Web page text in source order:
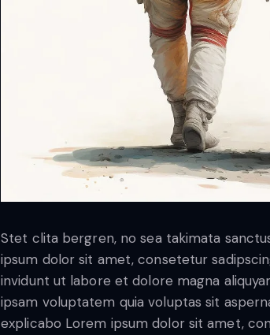
Stet clita bergren, no sea takimata
ipsum dolor sit amet, consetetur
invidunt ut labore et dolore magna
ipsam voluptatem quia voluptas sit
explicabo Lorem ipsum dolor sit amet,